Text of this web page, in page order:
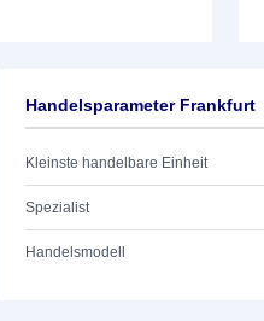
Handelsparameter Frankfurt
Kleinste handelbare Einheit
Spezialist
Handelsmodell